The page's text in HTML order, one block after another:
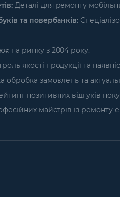
Деталі для ремонту
та повербанків:
на ринку з 2004 року.
якості продукції та
обробка замовлень та
позитивних відгуків
майстрів із ремонту